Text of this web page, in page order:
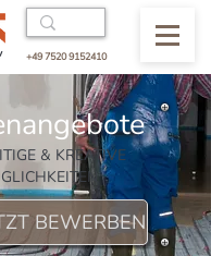
+49 7520 9152410
& KREATIVE
BEWERBEN